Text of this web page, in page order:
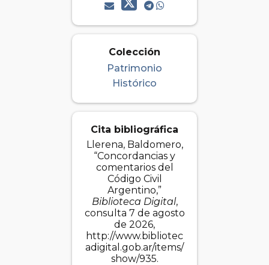
Colección
Patrimonio
Histórico
Cita bibliográfica
Llerena, Baldomero,
“Concordancias y
comentarios del
Código Civil
Argentino,”
Biblioteca Digital,
consulta 7 de agosto
de 2026,
http://www.bibliotec
adigital.gob.ar/items/
show/935.